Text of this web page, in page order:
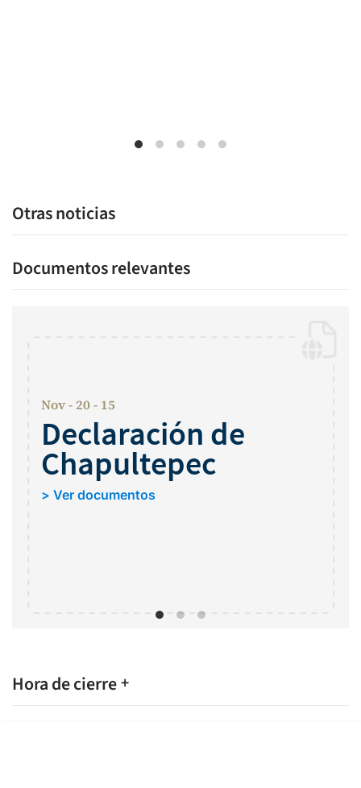
Otras noticias
Documentos relevantes
Nov - 20 - 15
Declaración de
Chapultepec
> Ver documentos
Hora de cierre